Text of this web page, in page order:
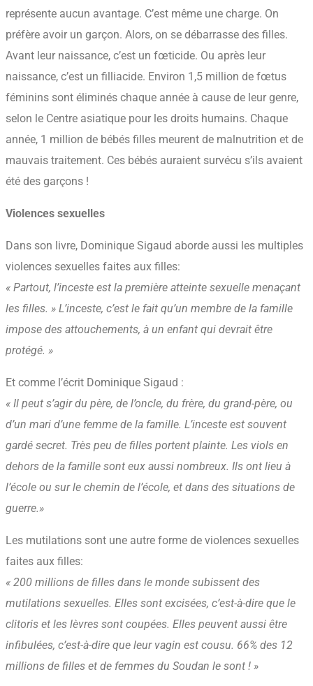
représente aucun avantage. C’est même une charge. On
préfère avoir un garçon. Alors, on se débarrasse des filles.
Avant leur naissance, c’est un fœticide. Ou après leur
naissance, c’est un filliacide. Environ 1,5 million de fœtus
féminins sont éliminés chaque année à cause de leur genre,
selon le Centre asiatique pour les droits humains. Chaque
année, 1 million de bébés filles meurent de malnutrition et de
mauvais traitement. Ces bébés auraient survécu s’ils avaient
été des garçons !
Violences sexuelles
Dans son livre, Dominique Sigaud aborde aussi les multiples
violences sexuelles faites aux filles:
« Partout, l’inceste est la première atteinte sexuelle menaçant
les filles. » L’inceste, c’est le fait qu’un membre de la famille
impose des attouchements, à un enfant qui devrait être
protégé. »
Et comme l’écrit Dominique Sigaud :
« Il peut s’agir du père, de l’oncle, du frère, du grand-père, ou
d’un mari d’une femme de la famille. L’inceste est souvent
gardé secret. Très peu de filles portent plainte. Les viols en
dehors de la famille sont eux aussi nombreux. Ils ont lieu à
l’école ou sur le chemin de l’école, et dans des situations de
guerre.»
Les mutilations sont une autre forme de violences sexuelles
faites aux filles:
« 200 millions de filles dans le monde subissent des
mutilations sexuelles. Elles sont excisées, c’est-à-dire que le
clitoris et les lèvres sont coupées. Elles peuvent aussi être
infibulées, c’est-à-dire que leur vagin est cousu. 66% des 12
millions de filles et de femmes du Soudan le sont ! »